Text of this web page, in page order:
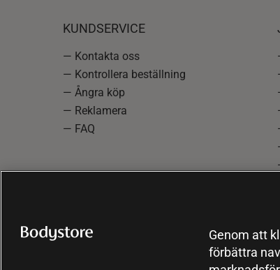
KUNDSERVICE
— Kontakta oss
— Kontrollera beställning
— Ångra köp
— Reklamera
— FAQ
Genom att
förbättra